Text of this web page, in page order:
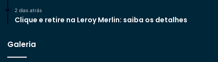
2 dias atrás
Clique e retire na Leroy Merlin: saiba os detalhes
Galeria